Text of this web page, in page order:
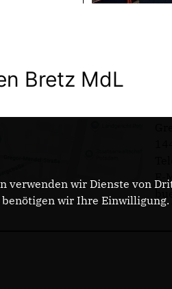
Bretz MdL
E-
verwenden wir Dienste von
wir Ihre